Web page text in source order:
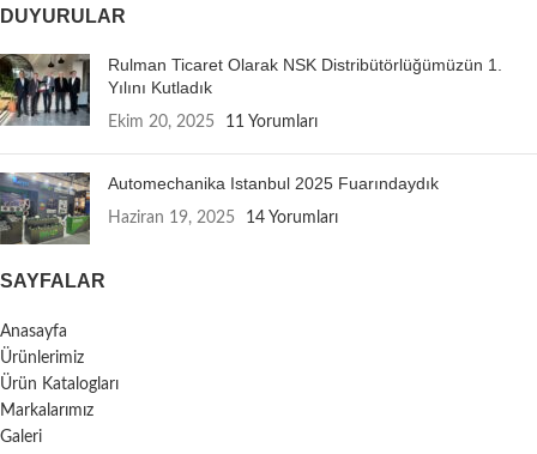
DUYURULAR
Rulman Ticaret Olarak NSK Distribütörlüğümüzün 1.
Yılını Kutladık
Ekim 20, 2025 11 Yorumları
Automechanika Istanbul 2025 Fuarındaydık
Haziran 19, 2025 14 Yorumları
SAYFALAR
Anasayfa
Ürünlerimiz
Ürün Katalogları
Markalarımız
Galeri